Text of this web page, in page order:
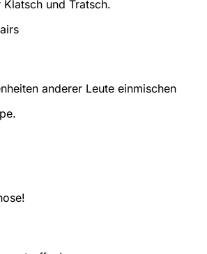
und Tratsch.
anderer Leute einmischen